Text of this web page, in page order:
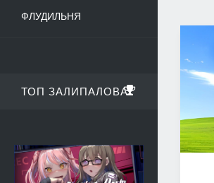
ФЛУДИЛЬНЯ
ТОП ЗАЛИПАЛОВА